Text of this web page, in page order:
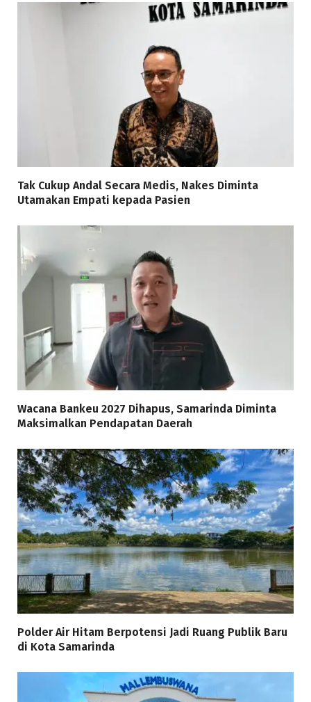
Tak Cukup Andal Secara Medis, Nakes Diminta
Utamakan Empati kepada Pasien
Wacana Bankeu 2027 Dihapus, Samarinda Diminta
Maksimalkan Pendapatan Daerah
Polder Air Hitam Berpotensi Jadi Ruang Publik Baru
di Kota Samarinda